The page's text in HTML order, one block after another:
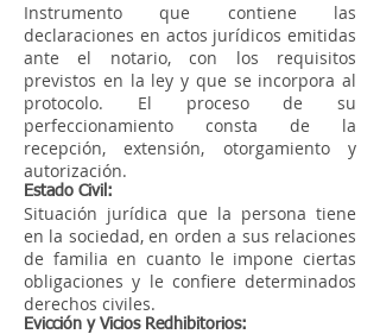
Instrumento que contiene las
declaraciones en actos jurídicos emitidas
ante el notario, con los requisitos
previstos en la ley y que se incorpora al
protocolo. El proceso de su
perfeccionamiento consta de la
recepción, extensión, otorgamiento y
autorización.
Estado Civil:
Situación jurídica que la persona tiene
en la sociedad, en orden a sus relaciones
de familia en cuanto le impone ciertas
obligaciones y le confiere determinados
derechos civiles.
Evicción y Vicios Redhibitorios: